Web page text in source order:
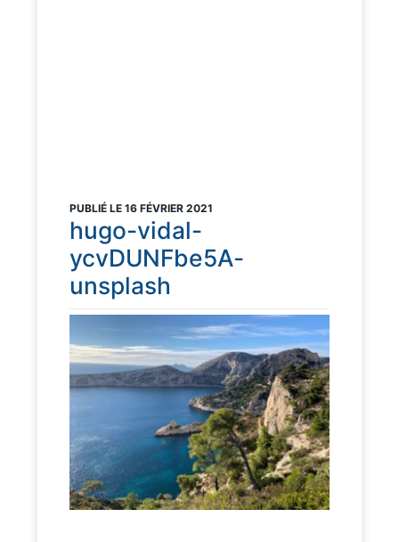
PUBLIÉ LE 16 FÉVRIER 2021
hugo-vidal-
ycvDUNFbe5A-
unsplash